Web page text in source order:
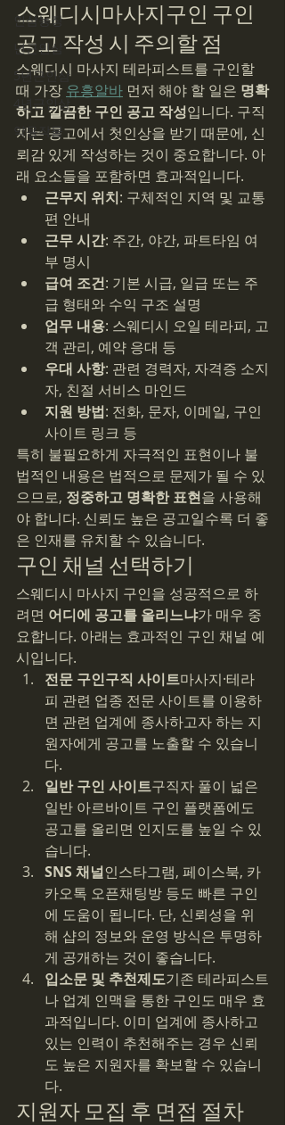
인삼농장
년근인삼
5년근인삼
4년근인삼
약용작물
스웨디시마사지구인 구인
공고 작성 시 주의할 점
스웨디시 마사지 테라피스트를 구인할
때 가장 유흥알바 먼저 해야 할 일은 명확
하고 깔끔한 구인 공고 작성입니다. 구직
자는 공고에서 첫인상을 받기 때문에, 신
뢰감 있게 작성하는 것이 중요합니다. 아
래 요소들을 포함하면 효과적입니다.
근무지 위치: 구체적인 지역 및 교통
편 안내
근무 시간: 주간, 야간, 파트타임 여
부 명시
급여 조건: 기본 시급, 일급 또는 주
급 형태와 수익 구조 설명
업무 내용: 스웨디시 오일 테라피, 고
객 관리, 예약 응대 등
우대 사항: 관련 경력자, 자격증 소지
자, 친절 서비스 마인드
지원 방법: 전화, 문자, 이메일, 구인
사이트 링크 등
특히 불필요하게 자극적인 표현이나 불
법적인 내용은 법적으로 문제가 될 수 있
으므로, 정중하고 명확한 표현을 사용해
야 합니다. 신뢰도 높은 공고일수록 더 좋
은 인재를 유치할 수 있습니다.
구인 채널 선택하기
스웨디시 마사지 구인을 성공적으로 하
려면 어디에 공고를 올리느냐가 매우 중
요합니다. 아래는 효과적인 구인 채널 예
시입니다.
전문 구인구직 사이트마사지·테라
피 관련 업종 전문 사이트를 이용하
면 관련 업계에 종사하고자 하는 지
원자에게 공고를 노출할 수 있습니
다.
일반 구인 사이트구직자 풀이 넓은
일반 아르바이트 구인 플랫폼에도
공고를 올리면 인지도를 높일 수 있
습니다.
SNS 채널인스타그램, 페이스북, 카
카오톡 오픈채팅방 등도 빠른 구인
에 도움이 됩니다. 단, 신뢰성을 위
해 샵의 정보와 운영 방식은 투명하
게 공개하는 것이 좋습니다.
입소문 및 추천제도기존 테라피스트
나 업계 인맥을 통한 구인도 매우 효
과적입니다. 이미 업계에 종사하고
있는 인력이 추천해주는 경우 신뢰
도 높은 지원자를 확보할 수 있습니
다.
지원자 모집 후 면접 절차